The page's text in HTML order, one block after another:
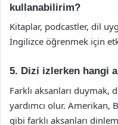
kullanabilirim?
Kitaplar, podcastler, dil
İngilizce öğrenmek için
5. Dizi izlerken hangi
Farklı aksanları duymak,
yardımcı olur. Amerikan,
gibi farklı aksanları